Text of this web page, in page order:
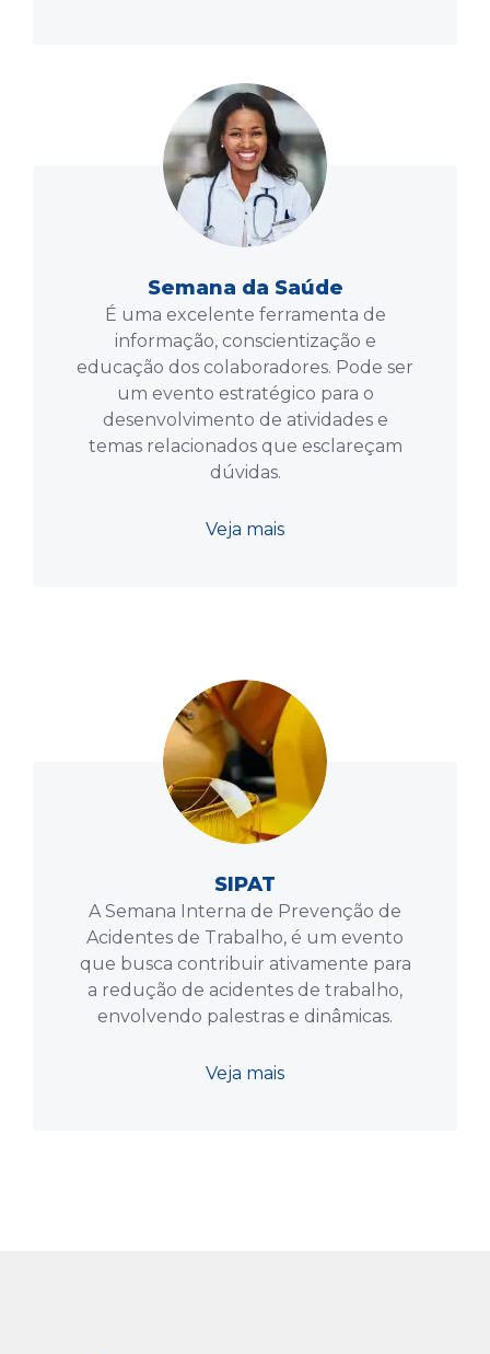
Semana da Saúde
É uma excelente ferramenta de
informação, conscientização e
educação dos colaboradores. Pode ser
um evento estratégico para o
desenvolvimento de atividades e
temas relacionados que esclareçam
dúvidas.
Veja mais
SIPAT
A Semana Interna de Prevenção de
Acidentes de Trabalho, é um evento
que busca contribuir ativamente para
a redução de acidentes de trabalho,
envolvendo palestras e dinâmicas.
Veja mais